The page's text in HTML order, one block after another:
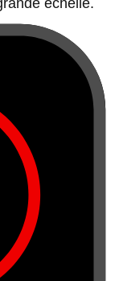
échelle.